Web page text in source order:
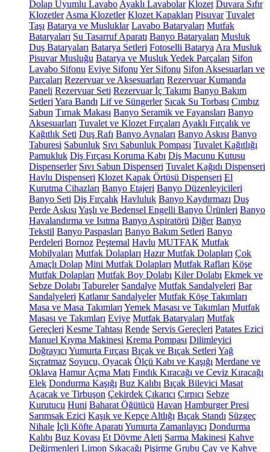
Dolap Uyumlu Lavabo Ayaklı Lavabolar Klozet Duvara Sıfır
Klozetler Asma Klozetler Klozet Kapakları Pisuvar Tuvalet
Taşı Batarya ve Musluklar Lavabo Bataryaları Mutfak
Bataryaları Su Tasarruf Aparatı Banyo Bataryaları Musluk
Duş Bataryaları Batarya Setleri Fotoselli Batarya Ara Musluk
Pisuvar Musluğu Batarya ve Musluk Yedek Parçaları Sifon
Lavabo Sifonu Eviye Sifonu Yer Sifonu Sifon Aksesuarları ve
Parçaları Rezervuar ve Aksesuarları Rezervuar Kumanda
Paneli Rezervuar Seti Rezervuar İç Takımı Banyo Bakım
Setleri Yara Bandı Lif ve Süngerler Sıcak Su Torbası Cımbız
Sabun Tırnak Makası Banyo Seramik ve Fayansları Banyo
Aksesuarları Tuvalet ve Klozet Fırçaları Ayaklı Fırçalık ve
Kağıtlık Seti Duş Rafı Banyo Aynaları Banyo Askısı Banyo
Taburesi Sabunluk Sıvı Sabunluk Pompası Tuvalet Kağıtlığı
Pamukluk Diş Fırçası Koruma Kabı Diş Macunu Kutusu
Dispenserler Sıvı Sabun Dispenseri Tuvalet Kağıdı Dispenseri
Havlu Dispenseri Klozet Kapak Örtüsü Dispenseri El
Kurutma Cihazları Banyo Etajeri Banyo Düzenleyicileri
Banyo Seti Diş Fırçalık Havluluk Banyo Kaydırmazı Duş
Perde Askısı Yaşlı ve Bedensel Engelli Banyo Ürünleri Banyo
Havalandırma ve Isıtma Banyo Aspiratörü Diğer Banyo
Tekstil Banyo Paspasları Banyo Bakım Setleri Banyo
Perdeleri Bornoz Peştemal Havlu MUTFAK Mutfak
Mobilyaları Mutfak Dolapları Hazır Mutfak Dolapları Çok
Amaçlı Dolap Mini Mutfak Dolapları Mutfak Rafları Köşe
Mutfak Dolapları Mutfak Boy Dolabı Kiler Dolabı Ekmek ve
Sebze Dolabı Tabureler Sandalye Mutfak Sandalyeleri Bar
Sandalyeleri Katlanır Sandalyeler Mutfak Köşe Takımları
Masa ve Masa Takımları Yemek Masası ve Takımları Mutfak
Masası ve Takımları Eviye Mutfak Bataryaları Mutfak
Gereçleri Kesme Tahtası Rende Servis Gereçleri Patates Ezici
Manuel Kıyma Makinesi Krema Pompası Dilimleyici
Doğrayıcı Yumurta Fırçası Bıçak ve Bıçak Setleri Yağ
Sıçratmaz Soyucu, Oyacak Ölçü Kabı ve Kaşığı Merdane ve
Oklava Hamur Açma Matı Fındık Kıracağı ve Ceviz Kıracağı
Elek Dondurma Kaşığı Buz Kalıbı Bıçak Bileyici Masat
Açacak ve Tirbuşon Çekirdek Çıkarıcı Çırpıcı Sebze
Kurutucu Huni Baharat Öğütücü Havan Hamburger Presi
Sarımsak Ezici Kaşık ve Kepçe Altlığı Bıçak Standı Süzgeç
Nihale İçli Köfte Aparatı Yumurta Zamanlayıcı Dondurma
Kalıbı Buz Kovası Et Dövme Aleti Sarma Makinesi Kahve
Değirmenleri Limon Sıkacağı Pişirme Grubu Çay ve Kahve